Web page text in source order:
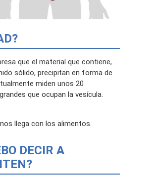
que el material que contiene,
sólido, precipitan en forma de
miden unos 20
que ocupan la vesícula.
llega con los alimentos.
DECIR A